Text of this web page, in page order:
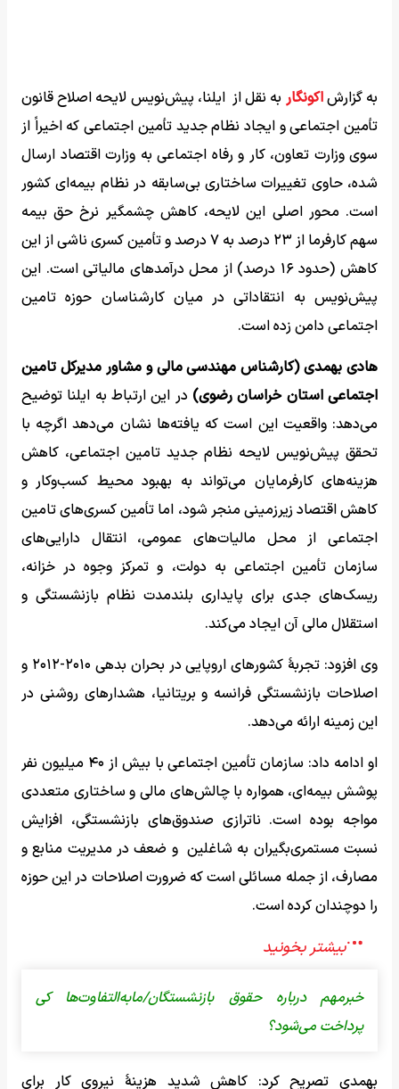
به گزارشاکونگار به نقل از ایلنا، پیش‌نویس لایحه اصلاح قانون
تأمین اجتماعی و ایجاد نظام جدید تأمین اجتماعی که اخیراً از
سوی وزارت تعاون، کار و رفاه اجتماعی به وزارت اقتصاد ارسال
شده، حاوی تغییرات ساختاری بی‌سابقه در نظام بیمه‌ای کشور
است. محور اصلی این لایحه، کاهش چشمگیر نرخ حق بیمه
سهم کارفرما از ۲۳ درصد به ۷ درصد و تأمین کسری ناشی از این
کاهش (حدود ۱۶ درصد) از محل درآمدهای مالیاتی است. این
پیش‌نویس به انتقاداتی در میان کارشناسان حوزه تامین
اجتماعی دامن زده است.
هادی بهمدی (کارشناس مهندسی مالی و مشاور مدیرکل تامین
اجتماعی استان خراسان رضوی) در این ارتباط به ایلنا توضیح
می‌دهد: واقعیت این است که یافته‌ها نشان می‌دهد اگرچه با
تحقق پیش‌نویس لایحه نظام جدید تامین اجتماعی، کاهش
هزینه‌های کارفرمایان می‌تواند به بهبود محیط کسب‌وکار و
کاهش اقتصاد زیرزمینی منجر شود، اما تأمین کسری‌های تامین
اجتماعی از محل مالیات‌های عمومی، انتقال دارایی‌های
سازمان تأمین اجتماعی به دولت، و تمرکز وجوه در خزانه،
ریسک‌های جدی برای پایداری بلندمدت نظام بازنشستگی و
استقلال مالی آن ایجاد می‌کند.
وی افزود: تجربۀ کشورهای اروپایی در بحران بدهی ۲۰۱۰-۲۰۱۲ و
اصلاحات بازنشستگی فرانسه و بریتانیا، هشدارهای روشنی در
این زمینه ارائه می‌دهد.
او ادامه داد: سازمان تأمین اجتماعی با بیش از ۴۰ میلیون نفر
پوشش بیمه‌ای، همواره با چالش‌های مالی و ساختاری متعددی
مواجه بوده است. ناترازی صندوق‌های بازنشستگی، افزایش
نسبت مستمری‌بگیران به شاغلین و ضعف در مدیریت منابع و
مصارف، از جمله مسائلی است که ضرورت اصلاحات در این حوزه
را دوچندان کرده است.
خبرمهم درباره حقوق بازنشستگان/مابه‌التفاوت‌ها کی
پرداخت می‌شود؟
بهمدی تصریح کرد: کاهش شدید هزینۀ نیروی کار برای